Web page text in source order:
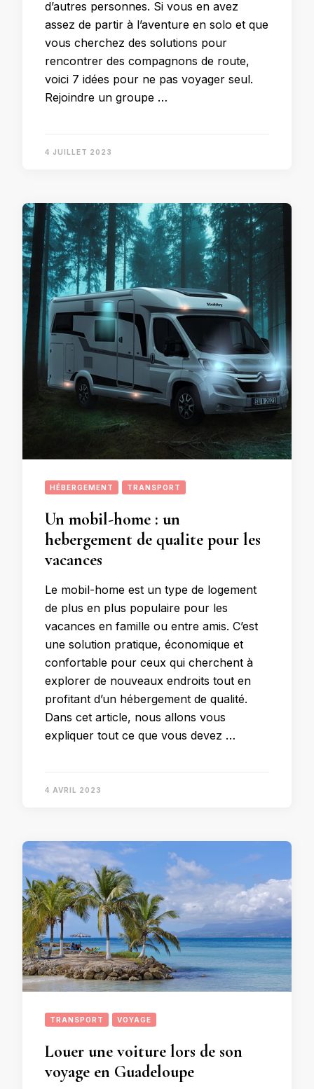
d’autres personnes. Si vous en avez
assez de partir à l’aventure en solo et que
vous cherchez des solutions pour
rencontrer des compagnons de route,
voici 7 idées pour ne pas voyager seul.
Rejoindre un groupe …
4 JUILLET 2023
HÉBERGEMENT TRANSPORT
Un mobil-home : un
hebergement de qualite pour les
vacances
Le mobil-home est un type de logement
de plus en plus populaire pour les
vacances en famille ou entre amis. C’est
une solution pratique, économique et
confortable pour ceux qui cherchent à
explorer de nouveaux endroits tout en
profitant d’un hébergement de qualité.
Dans cet article, nous allons vous
expliquer tout ce que vous devez …
4 AVRIL 2023
TRANSPORT VOYAGE
Louer une voiture lors de son
voyage en Guadeloupe